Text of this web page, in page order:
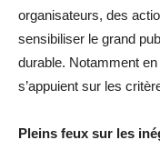
organisateurs, des
sensibiliser le grand
durable. Notamment
s’appuient sur les
Pleins feux sur les